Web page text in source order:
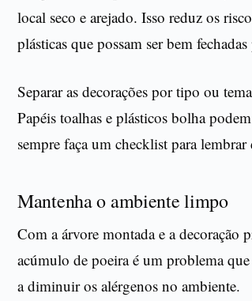
local seco e arejado. Isso reduz os
plásticas que possam ser bem
Separar as decorações por tipo ou
Papéis toalhas e plásticos bolha
sempre faça um checklist para
Mantenha o ambiente limpo
Com a árvore montada e a
acúmulo de poeira é um problema
a diminuir os alérgenos no ambiente.